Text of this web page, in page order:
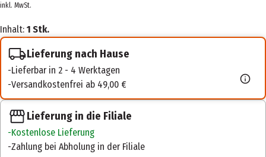
inkl. MwSt.
Inhalt: 1 Stk.
Lieferung nach Hause
Lieferbar in 2 - 4 Werktagen
Versandkostenfrei ab 49,00 €
Lieferung in die Filiale
Kostenlose Lieferung
Zahlung bei Abholung in der Filiale